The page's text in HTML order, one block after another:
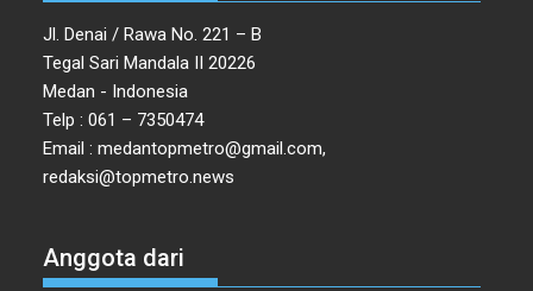
Jl. Denai / Rawa No. 221 – B
Tegal Sari Mandala II 20226
Medan - Indonesia
Telp : 061 – 7350474
Email : medantopmetro@gmail.com,
redaksi@topmetro.news
Anggota dari